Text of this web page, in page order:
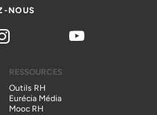
NOUS
Instagram Youtube
RESSOURCES
Outils RH
Eurécia Média
Mooc RH